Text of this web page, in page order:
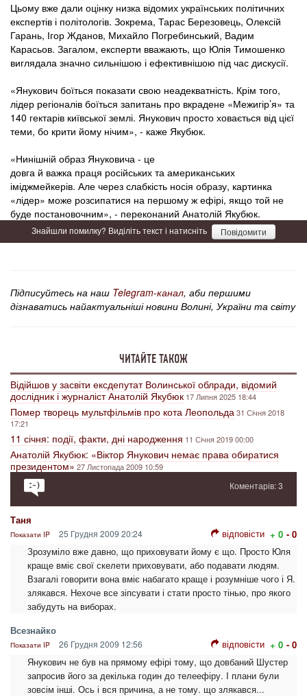
Цьому вже дали оцінку низка відомих українських політичних
експертів і політологів. Зокрема, Тарас Березовець, Олексій
Гарань, Ігор Жданов, Михайло Погребинський, Вадим
Карасьов. Загалом, експерти вважають, що Юлія Тимошенко
виглядала значно сильнішою і ефективнішою під час дискусії.
«Янукович боїться показати свою неадекватність. Крім того,
лідер регіоналів боїться запитань про вкрадене «Межигір’я» та
140 гектарів київської землі. Янукович просто ховається від цієї
теми, бо крити йому нічим», - каже Якубюк.
«Нинішній образ Януковича - це
довга й важка праця російських та американських
іміджмейкерів. Але через слабкість носія образу, картинка
«лідер» може розсипатися на першому ж ефірі, якщо той не
буде постановочним», - переконаний Анатолій Якубюк.
Знайшли помилку? Виділіть текст і натисніть Повідомити
Підписуйтесь на наш Telegram-канал, аби першими
дізнаватись найактуальніші новини Волині, України та світу
ЧИТАЙТЕ ТАКОЖ
Відійшов у засвіти ексдепутат Волинської облради, відомий
дослідник і журналіст Анатолій Якубюк 17 Липня 2025 18:44
Помер творець мультфільмів про кота Леопольда31 Січня 2018
17:21
11 січня: події, факти, дні народження 11 Січня 2019 00:00
Анатолій Якубюк: «Віктор Янукович немає права обиратися
президентом»27 Листопада 2009 10:59
Коментарів: 3
Таня
Показати IP 25 Грудня 2009 20:24 відповісти + 0 - 0
Зрозуміло вже давно, що приховувати йому є що. Просто Юля
краще вміє свої скелети приховувати, або подавати людям.
Взагалі говорити вона вміє набагато краще і розумніше чого і Я.
злякався. Нехоче все зіпсувати і стати просто тінью, про якого
забудуть на виборах.
Всезнайко
Показати IP 26 Грудня 2009 12:56 відповісти + 0 - 0
Янукович не був на прямому ефірі тому, що довбаний Шустер
запросив його за декілька годин до телеефіру. І плани були
зовсім інші. Ось і вся причина, а не тому. що злякався...